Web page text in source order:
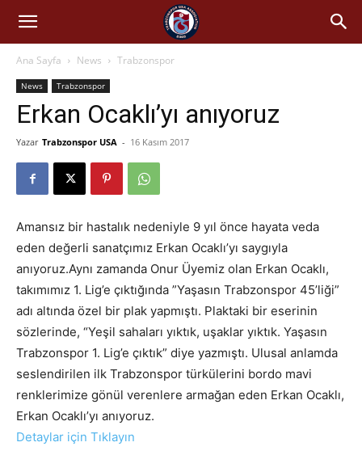
Ana Sayfa News Trabzonspor
News Trabzonspor
Erkan Ocaklı’yı anıyoruz
Yazar Trabzonspor USA - 16 Kasım 2017
Amansız bir hastalık nedeniyle 9 yıl önce hayata veda
eden değerli sanatçımız Erkan Ocaklı’yı saygıyla
anıyoruz.Aynı zamanda Onur Üyemiz olan Erkan Ocaklı,
takımımız 1. Lig’e çıktığında ”Yaşasın Trabzonspor 45’liği”
adı altında özel bir plak yapmıştı. Plaktaki bir eserinin
sözlerinde, “Yeşil sahaları yıktık, uşaklar yıktık. Yaşasın
Trabzonspor 1. Lig’e çıktık” diye yazmıştı. Ulusal anlamda
seslendirilen ilk Trabzonspor türkülerini bordo mavi
renklerimize gönül verenlere armağan eden Erkan Ocaklı,
Erkan Ocaklı’yı anıyoruz.
Detaylar için Tıklayın